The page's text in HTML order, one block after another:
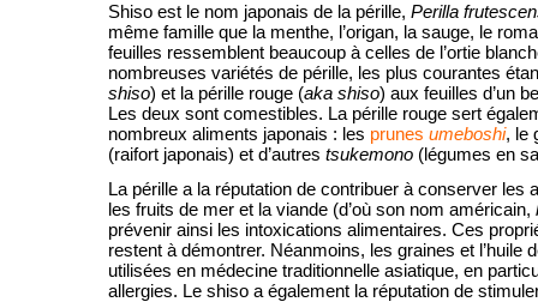
Shiso est le nom japonais de la pérille, Perilla
même famille que la menthe, l’origan, la sauge, le
feuilles ressemblent beaucoup à celles de l’ortie
nombreuses variétés de pérille, les plus courantes
shiso) et la pérille rouge (aka shiso) aux feuilles d’un
Les deux sont comestibles. La pérille rouge sert
nombreux aliments japonais : les prunes umeboshi, le
(raifort japonais) et d’autres tsukemono (légumes en
La pérille a la réputation de contribuer à conserver les
les fruits de mer et la viande (d’où son nom américain,
prévenir ainsi les intoxications alimentaires. Ces
restent à démontrer. Néanmoins, les graines et l’huile
utilisées en médecine traditionnelle asiatique, en
allergies. Le shiso a également la réputation de